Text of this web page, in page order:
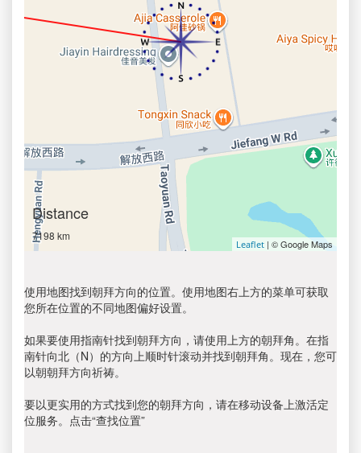
Distance
7198 km
Leaflet | © Google Maps
使用地图找到朝拜方向的位置。使用地图右上方的菜单可获取
您所在位置的不同地图偏好设置。
如果要使用指南针找到朝拜方向，请使用上方的朝拜角。在指
南针向北（N）的方向上顺时针滚动并找到朝拜角。现在，您可
以朝朝拜方向祈祷。
要以更实用的方式找到您的朝拜方向，请在移动设备上激活定
位服务。点击“查找位置”